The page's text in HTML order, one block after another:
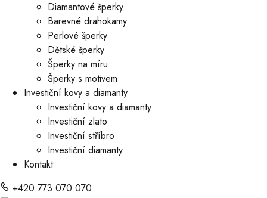
Diamantové šperky
Barevné drahokamy
Perlové šperky
Dětské šperky
Šperky na míru
Šperky s motivem
Investiční kovy a diamanty
Investiční kovy a diamanty
Investiční zlato
Investiční stříbro
Investiční diamanty
Kontakt
+420 773 070 070